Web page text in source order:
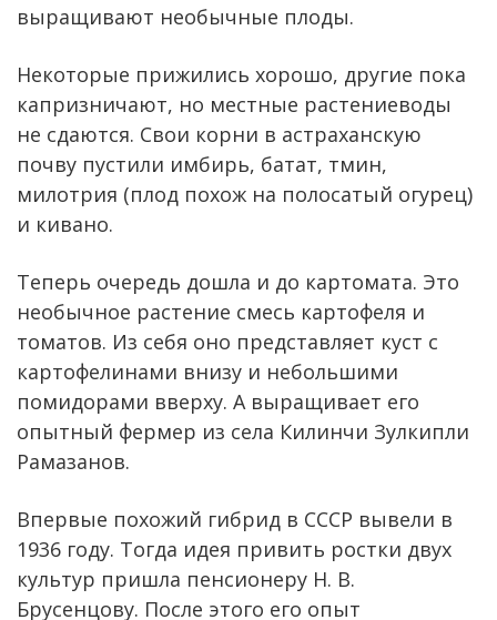
выращивают необычные плоды.
Некоторые прижились хорошо, другие пока
капризничают, но местные растениеводы
не сдаются. Свои корни в астраханскую
почву пустили имбирь, батат, тмин,
милотрия (плод похож на полосатый огурец)
и кивано.
Теперь очередь дошла и до картомата. Это
необычное растение смесь картофеля и
томатов. Из себя оно представляет куст с
картофелинами внизу и небольшими
помидорами вверху. А выращивает его
опытный фермер из села Килинчи Зулкипли
Рамазанов.
Впервые похожий гибрид в СССР вывели в
1936 году. Тогда идея привить ростки двух
культур пришла пенсионеру Н. В.
Брусенцову. После этого его опыт